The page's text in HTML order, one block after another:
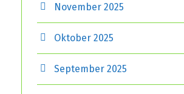
November 2025
Oktober 2025
September 2025